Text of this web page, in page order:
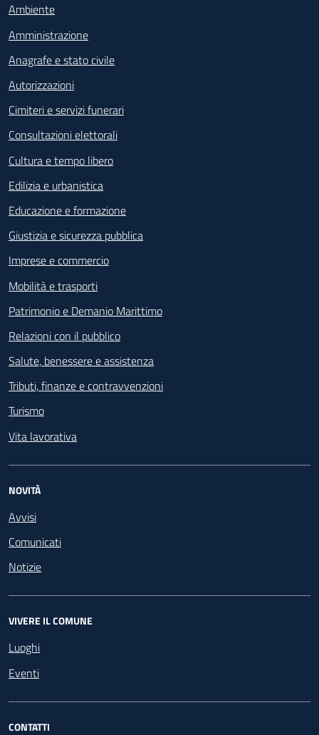
Ambiente
Amministrazione
Anagrafe e stato civile
Autorizzazioni
Cimiteri e servizi funerari
Consultazioni elettorali
Cultura e tempo libero
Edilizia e urbanistica
Educazione e formazione
Giustizia e sicurezza pubblica
Imprese e commercio
Mobilità e trasporti
Patrimonio e Demanio Marittimo
Relazioni con il pubblico
Salute, benessere e assistenza
Tributi, finanze e contravvenzioni
Turismo
Vita lavorativa
NOVITÀ
Avvisi
Comunicati
Notizie
VIVERE IL COMUNE
Luoghi
Eventi
CONTATTI